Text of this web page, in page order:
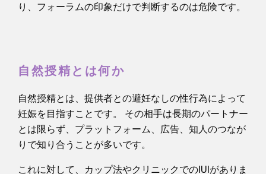
り、フォーラムの印象だけで判断するのは危険です。
自然授精とは何か
自然授精とは、提供者との避妊なしの性行為によって
妊娠を目指すことです。 その相手は長期のパートナー
とは限らず、プラットフォーム、広告、知人のつなが
りで知り合うことが多いです。
これに対して、カップ法やクリニックでのIUIがありま